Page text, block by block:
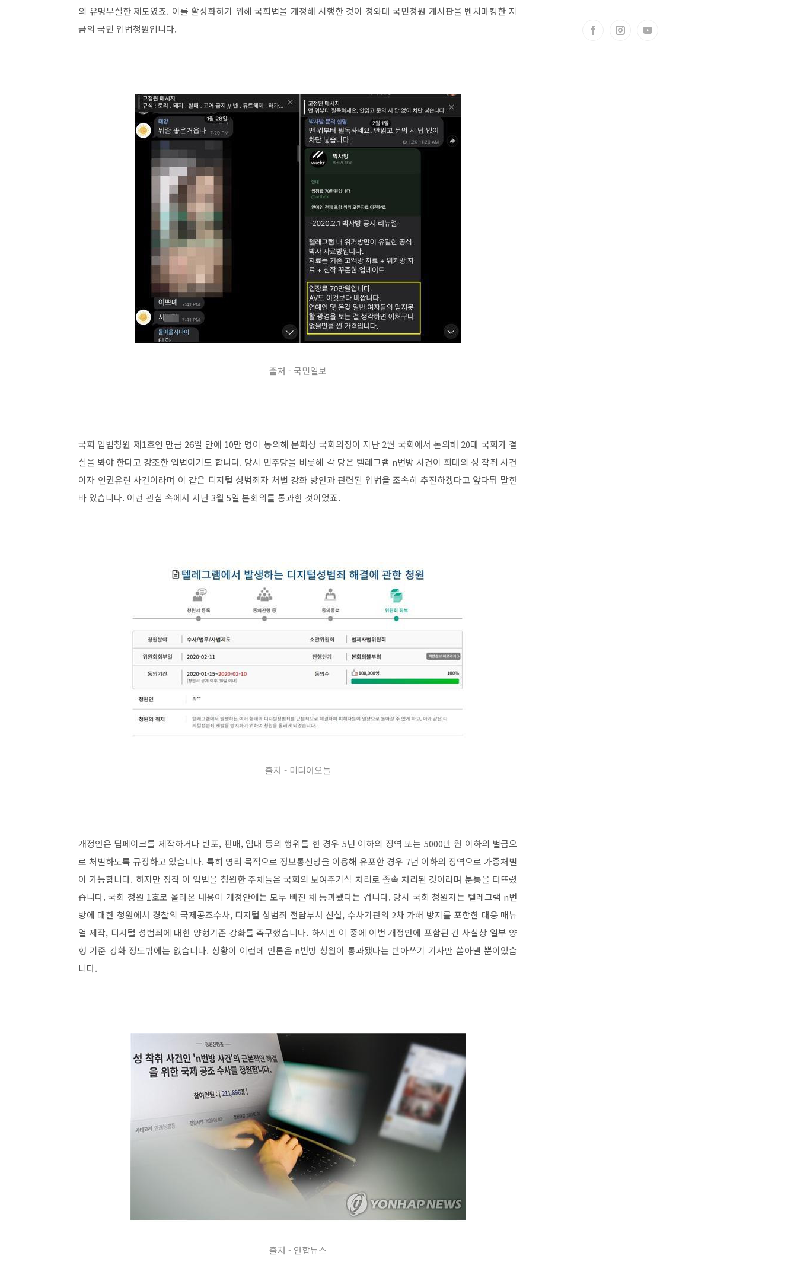
의 유명무실한 제도였죠. 이를 활성화하기 위해 국회법을 개정해 시행한 것이 청와대 국민청원 게시판을 벤치마킹한 지
금의 국민 입법청원입니다.
출처 - 국민일보
국회 입법청원 제1호인 만큼 26일 만에 10만 명이 동의해 문희상 국회의장이 지난 2월 국회에서 논의해 20대 국회가 결
실을 봐야 한다고 강조한 입법이기도 합니다. 당시 민주당을 비롯해 각 당은 텔레그램 n번방 사건이 희대의 성 착취 사건
이자 인권유린 사건이라며 이 같은 디지털 성범죄자 처벌 강화 방안과 관련된 입법을 조속히 추진하겠다고 앞다퉈 말한
바 있습니다. 이런 관심 속에서 지난 3월 5일 본회의를 통과한 것이었죠.
출처 - 미디어오늘
개정안은 딥페이크를 제작하거나 반포, 판매, 임대 등의 행위를 한 경우 5년 이하의 징역 또는 5000만 원 이하의 벌금으
로 처벌하도록 규정하고 있습니다. 특히 영리 목적으로 정보통신망을 이용해 유포한 경우 7년 이하의 징역으로 가중처벌
이 가능합니다. 하지만 정작 이 입법을 청원한 주체들은 국회의 보여주기식 처리로 졸속 처리된 것이라며 분통을 터뜨렸
습니다. 국회 청원 1호로 올라온 내용이 개정안에는 모두 빠진 채 통과됐다는 겁니다. 당시 국회 청원자는 텔레그램 n번
방에 대한 청원에서 경찰의 국제공조수사, 디지털 성범죄 전담부서 신설, 수사기관의 2차 가해 방지를 포함한 대응 매뉴
얼 제작, 디지털 성범죄에 대한 양형기준 강화를 촉구했습니다. 하지만 이 중에 이번 개정안에 포함된 건 사실상 일부 양
형 기준 강화 정도밖에는 없습니다. 상황이 이런데 언론은 n번방 청원이 통과됐다는 받아쓰기 기사만 쏟아낼 뿐이었습
니다.
출처 - 연합뉴스